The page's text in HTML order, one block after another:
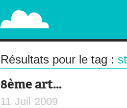
PAPERPLANE
STREET, AMBIENT, GUÉRILLA MARKETING
Résultats pour le tag :
8ème art…
11 Juil 2009